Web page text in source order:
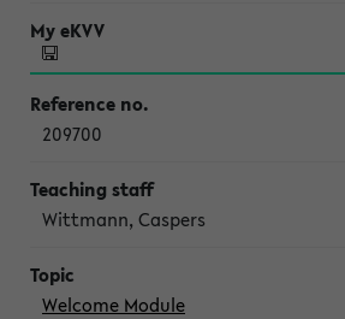
209700
Wittmann, Caspers
Welcome Module